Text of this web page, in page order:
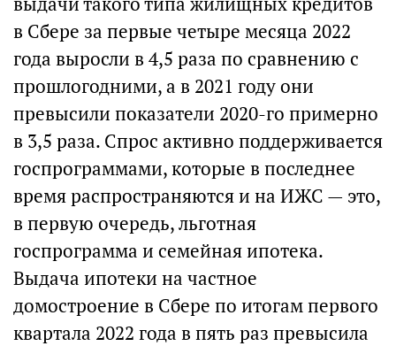
в Сбере за первые четыре месяца 2022
года выросли в 4,5 раза по сравнению с
прошлогодними, а в 2021 году они
превысили показатели 2020-го примерно
в 3,5 раза. Спрос активно поддерживается
госпрограммами, которые в последнее
время распространяются и на ИЖС — это,
в первую очередь, льготная
госпрограмма и семейная ипотека.
Выдача ипотеки на частное
домостроение в Сбере по итогам первого
квартала 2022 года в пять раз превысила